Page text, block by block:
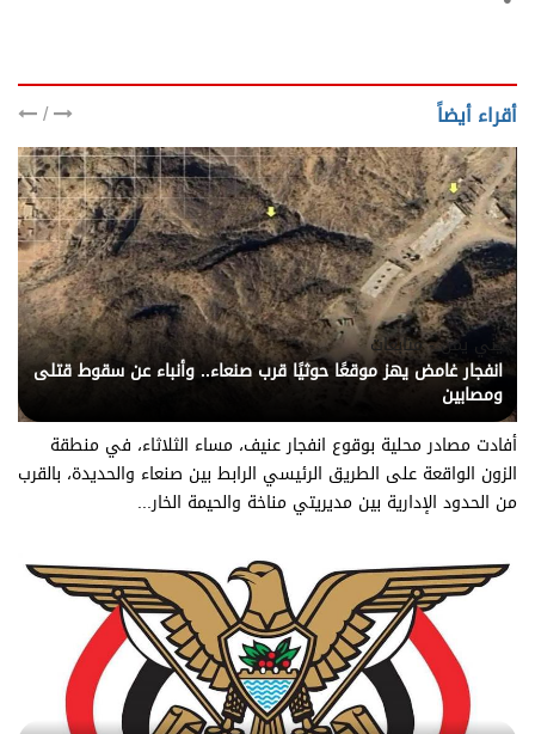
أقراء أيضاً /
يني يمن - متابعات
انفجار غامض يهز موقعًا حوثيًا قرب صنعاء.. وأنباء عن سقوط قتلى
ومصابين
أفادت مصادر محلية بوقوع انفجار عنيف، مساء الثلاثاء، في منطقة
الزون الواقعة على الطريق الرئيسي الرابط بين صنعاء والحديدة، بالقرب
من الحدود الإدارية بين مديريتي مناخة والحيمة الخار...